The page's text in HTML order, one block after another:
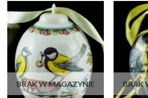
BRAK W MAGAZYNIE BRAK